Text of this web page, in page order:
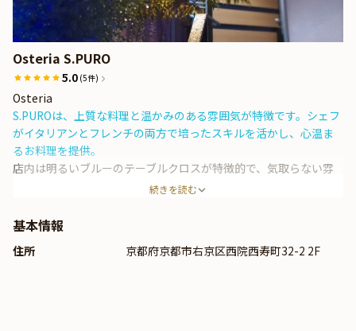
Osteria S.PURO
5.0 (5件)
Osteria
S.PUROは、上質な料理と温かみのある雰囲気が特徴です。シェフ
がイタリアンとフレンチの両方で培ったスキルを活かし、心温ま
るお料理を提供。
店内は明るいブルーのテーブルクロスが特徴的で、気取らない雰
囲気の中で、シェフの人柄が滲み出る美味しい料理を楽しんでい
続きを読む
基本情報
住所 京都府京都市右京区西院西寿町32-2 2F